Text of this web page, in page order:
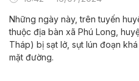
Những ngày này, trên tuyến
thuộc địa bàn xã Phú Long,
Tháp) bị sạt lở, sụt lún đoạn
mặt đường.